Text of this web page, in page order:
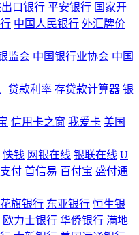
口银行 平安银行 国家开
中国人民银行 外汇牌价
监会 中国银行业协会 中国
贷款利率 存贷款计算器 银
信用卡之窗 我爱卡 美国
快钱 网银在线 银联在线 U
付 首信易 百付宝 盛付通
花旗银行 东亚银行 恒生银
欧力士银行 华侨银行 满地